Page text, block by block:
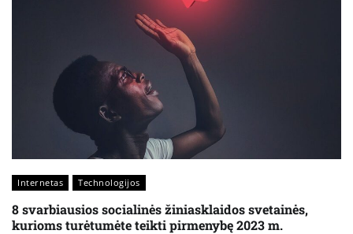
Internetas Technologijos
8 svarbiausios socialinės žiniasklaidos svetainės,
kurioms turėtumėte teikti pirmenybę 2023 m.